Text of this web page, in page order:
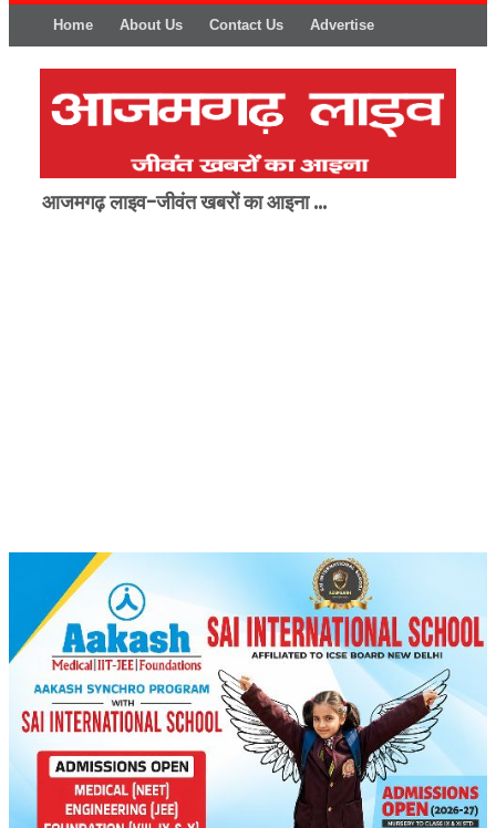
Home About Us Contact Us Advertise
आजमगढ़ लाइव-जीवंत खबरों का आइना ...